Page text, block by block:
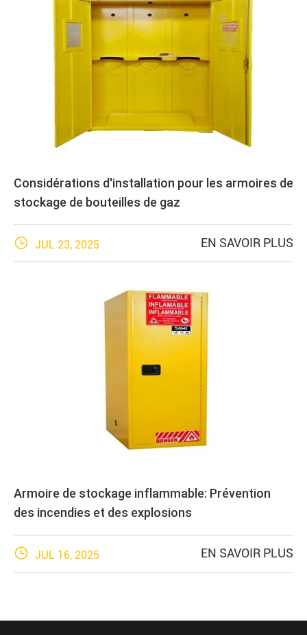
Considérations d'installation pour les armoires de
stockage de bouteilles de gaz
 JUL 23, 2025 EN SAVOIR PLUS
Armoire de stockage inflammable: Prévention
des incendies et des explosions
 JUL 16, 2025 EN SAVOIR PLUS